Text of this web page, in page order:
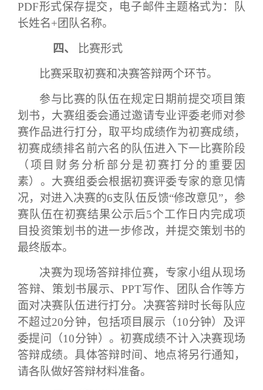
PDF形式保存提交，电子邮件主题格式为：
队
长姓名+团队名称。
四、 比赛形式
比赛采取初赛和决赛答辩两个环节。
参与比赛的队伍在规定日期前提交项目策
划书，大赛组委会通过邀请专业评委老师对参
赛作品进行打分，取平均成绩作为初赛成绩，
初赛成绩排名前六名的队伍进入下一比赛阶段
（项目财务分析部分是初赛打分的重要因
素）。大赛组委会根据初赛评委专家的意见情
况，对进入决赛的6支队伍反馈“修改意见”，参
赛队伍在初赛结果公示后5个工作日内完成项
目投资策划书的进一步修改，并提交策划书的
最终版本。
决赛为现场答辩排位赛，专家小组从现场
答辩、策划书展示、 PPT写作、团队合作等方
面对决赛队伍进行打分。决赛答辩时长每队应
不超过20分钟，包括项目展示（10分钟）及评
委提问（10分钟）。初赛成绩不计入决赛现场
答辩成绩。具体答辩时间、地点将另行通知，
请各队做好答辩材料准备。